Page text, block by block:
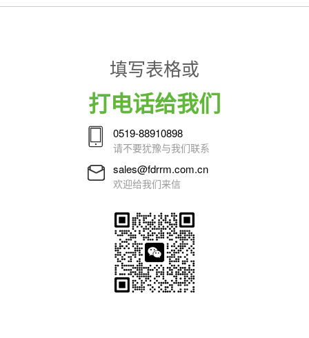
填写表格或
打电话给我们
0519-88910898
请不要犹豫与我们联系
sales@fdrrm.com.cn
欢迎给我们来信